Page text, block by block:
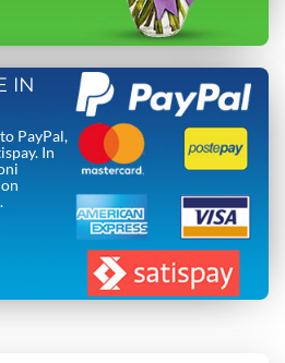
IN
PayPal,
In